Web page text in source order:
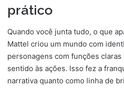
prático
Quando você junta tudo, o que
Mattel criou um mundo com
personagens com funções claras
sentido às ações. Isso fez a
narrativa quanto como linha de